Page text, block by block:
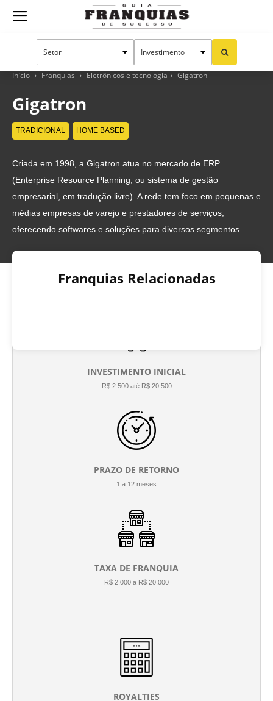
Guia
Franquias
Sucesso
Início Franquias Eletrônicos e tecnologia Gigatron
Gigatron
TRADICIONAL HOME BASED
Criada em 1998, a Gigatron atua no mercado de ERP
(Enterprise Resource Planning, ou sistema de gestão
empresarial, em tradução livre). A rede tem foco em pequenas e
médias empresas de varejo e prestadores de serviços,
oferecendo softwares e soluções para diversos segmentos.
Franquias Relacionadas
INVESTIMENTO INICIAL
R$ 2.500 até R$ 20.500
PRAZO DE RETORNO
1 a 12 meses
TAXA DE FRANQUIA
R$ 2.000 a R$ 20.000
ROYALTIES